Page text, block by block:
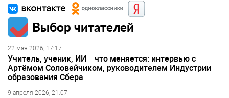
Выбор читателей
22 мая 2026, 17:17
Учитель, ученик, ИИ – что меняется: интервью с
Артёмом Соловейчиком, руководителем Индустрии
образования Сбера
9 апреля 2026, 21:07